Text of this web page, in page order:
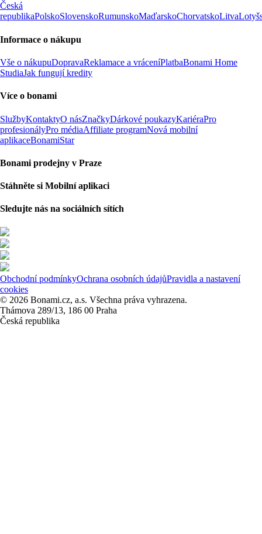
Česká
republikaPolskoSlovenskoRumunskoMaďarskoChorvatskoLitva
Informace o nákupu
Vše o nákupuDopravaReklamace a vráceníPlatbaBonami Home
StudiaJak fungují kredity
Více o bonami
SlužbyKontaktyO násZnačkyDárkové poukazyKariéraPro
profesionályPro médiaAffiliate programNová mobilní
aplikaceBonamiStar
Bonami prodejny v Praze
Stáhněte si Mobilní aplikaci
Sledujte nás na sociálních sítích
Obchodní podmínkyOchrana osobních údajůPravidla a nastavení
cookies
© 2026 Bonami.cz, a.s. Všechna práva vyhrazena.
Thámova 289/13, 186 00 Praha
Česká republika